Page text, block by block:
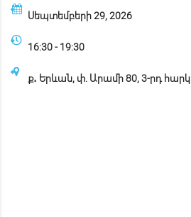
Սեպտեմբերի 29, 2026
16:30 - 19:30
ք․ Երևան, փ. Արամի 80, 3-րդ հարկ